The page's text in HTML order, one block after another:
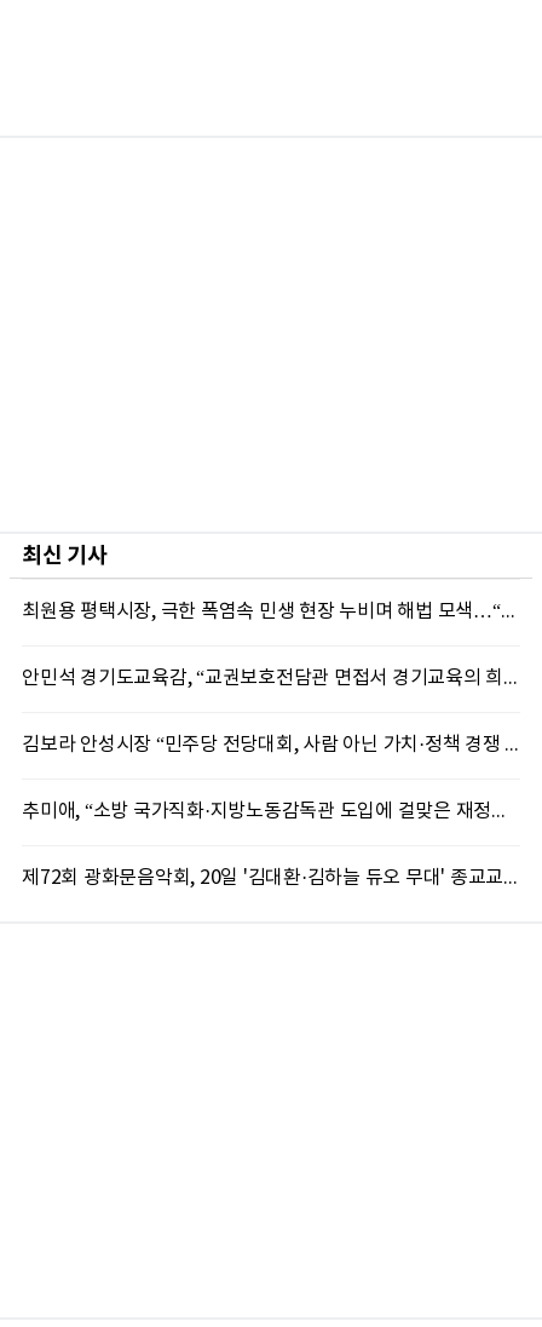
최신 기사
최원용 평택시장, 극한 폭염속 민생 현장 누비며 해법 모색…“현장에 답 있다”
안민석 경기도교육감, “교권보호전담관 면접서 경기교육의 희망 봤다”
김보라 안성시장 “민주당 전당대회, 사람 아닌 가치·정책 경쟁 돼야”
추미애, “소방 국가직화·지방노동감독관 도입에 걸맞은 재정체계 완성해야”
제72회 광화문음악회, 20일 '김대환·김하늘 듀오 무대' 종교교회서 무료 개최